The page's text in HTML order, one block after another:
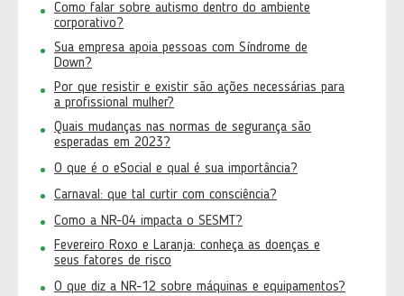
Como falar sobre autismo dentro do ambiente
corporativo?
Sua empresa apoia pessoas com Síndrome de
Down?
Por que resistir e existir são ações necessárias para
a profissional mulher?
Quais mudanças nas normas de segurança são
esperadas em 2023?
O que é o eSocial e qual é sua importância?
Carnaval: que tal curtir com consciência?
Como a NR-04 impacta o SESMT?
Fevereiro Roxo e Laranja: conheça as doenças e
seus fatores de risco
O que diz a NR-12 sobre máquinas e equipamentos?